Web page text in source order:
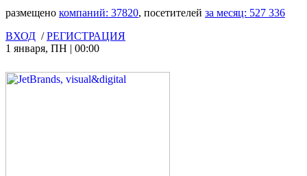
размещено компаний: 37820, посетителей за месяц: 527 336
ВХОД /РЕГИСТРАЦИЯ
1 января, ПН | 00:00